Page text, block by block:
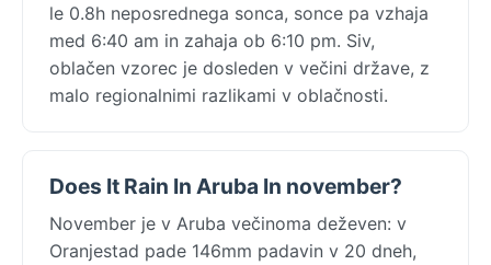
le 0.8h neposrednega sonca, sonce pa vzhaja
med 6:40 am in zahaja ob 6:10 pm. Siv,
oblačen vzorec je dosleden v večini države, z
malo regionalnimi razlikami v oblačnosti.
Does It Rain In Aruba In november?
November je v Aruba večinoma deževen: v
Oranjestad pade 146mm padavin v 20 dneh,